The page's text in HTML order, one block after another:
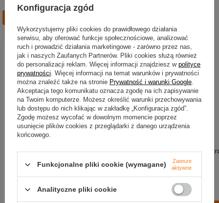
Kołowrotek Shimano Stradic FM
908,90 zł
Kup za: 26367pktpunktów
Kołowrotek Shimano
642,41 zł
Kup za: 21199.53 pkt
Konfiguracja zgód
Wykorzystujemy pliki cookies do prawidłowego działania
serwisu, aby oferować funkcje społecznościowe, analizować
ruch i prowadzić działania marketingowe - zarówno przez nas,
jak i naszych Zaufanych Partnerów. Pliki cookies służą również
do personalizacji reklam. Więcej informacji znajdziesz w polityce
prywatności . Więcej informacji na temat warunków i prywatności
można znaleźć także na stronie Prywatność i warunki Google
Akceptacja tego komunikatu oznacza zgodę na ich zapisywanie
na Twoim komputerze. Możesz określić warunki przechowywania
lub dostępu do nich klikając w zakładkę „Konfiguracja zgód”.
Zgodę możesz wycofać w dowolnym momencie poprzez
usunięcie plików cookies z przeglądarki z danego urządzenia
końcowego.
Funkcjonalne pliki cookie (wymagane)
Zawsze
aktywne
Analityczne pliki cookie